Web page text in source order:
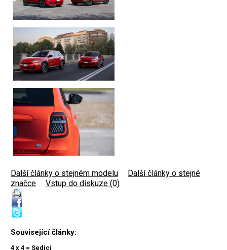
Další články o stejném modelu
Další články o stejné
značce
Vstup do diskuze (0)
Související články:
4 x 4 = Sedici